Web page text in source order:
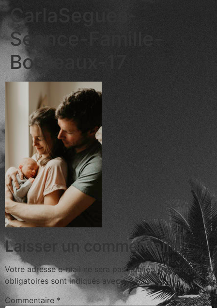
CarlaSegues-
Seance-Famille-
Bordeaux-17
Laisser un commentaire
Votre adresse e-mail ne sera pas publiée. Les champs
obligatoires sont indiqués avec*
Commentaire *